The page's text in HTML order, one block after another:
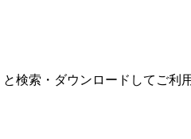
検索・ダウンロードしてご利用